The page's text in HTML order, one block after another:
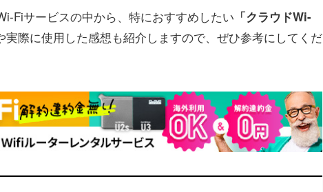
Fiサービスの中から、特におすすめしたい 「クラウドWi-
実際に使用した感想も紹介しますので、ぜひ参考にしてくだ